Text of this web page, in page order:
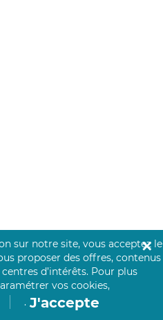
sur notre site, vous acceptez le
proposer des offres, contenus
d’intérêts. Pour plus
vos cookies,
. J'accepte
✕